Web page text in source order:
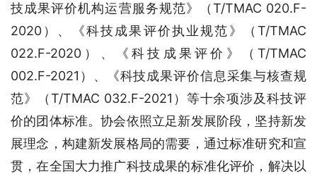
技成果评价机构运营服务规范》（T/TMAC 020.F-
2020）、《科技成果评价执业规范》（T/TMAC
022.F-2020）、《科技成果评价》（T/TMAC
002.F-2021）、《科技成果评价信息采集与核查规
范》（T/TMAC 032.F-2021）等十余项涉及科技评
价的团体标准。协会依照立足新发展阶段，坚持新发
展理念，构建新发展格局的需要，通过标准研究和宣
贯，在全国大力推广科技成果的标准化评价，解决以